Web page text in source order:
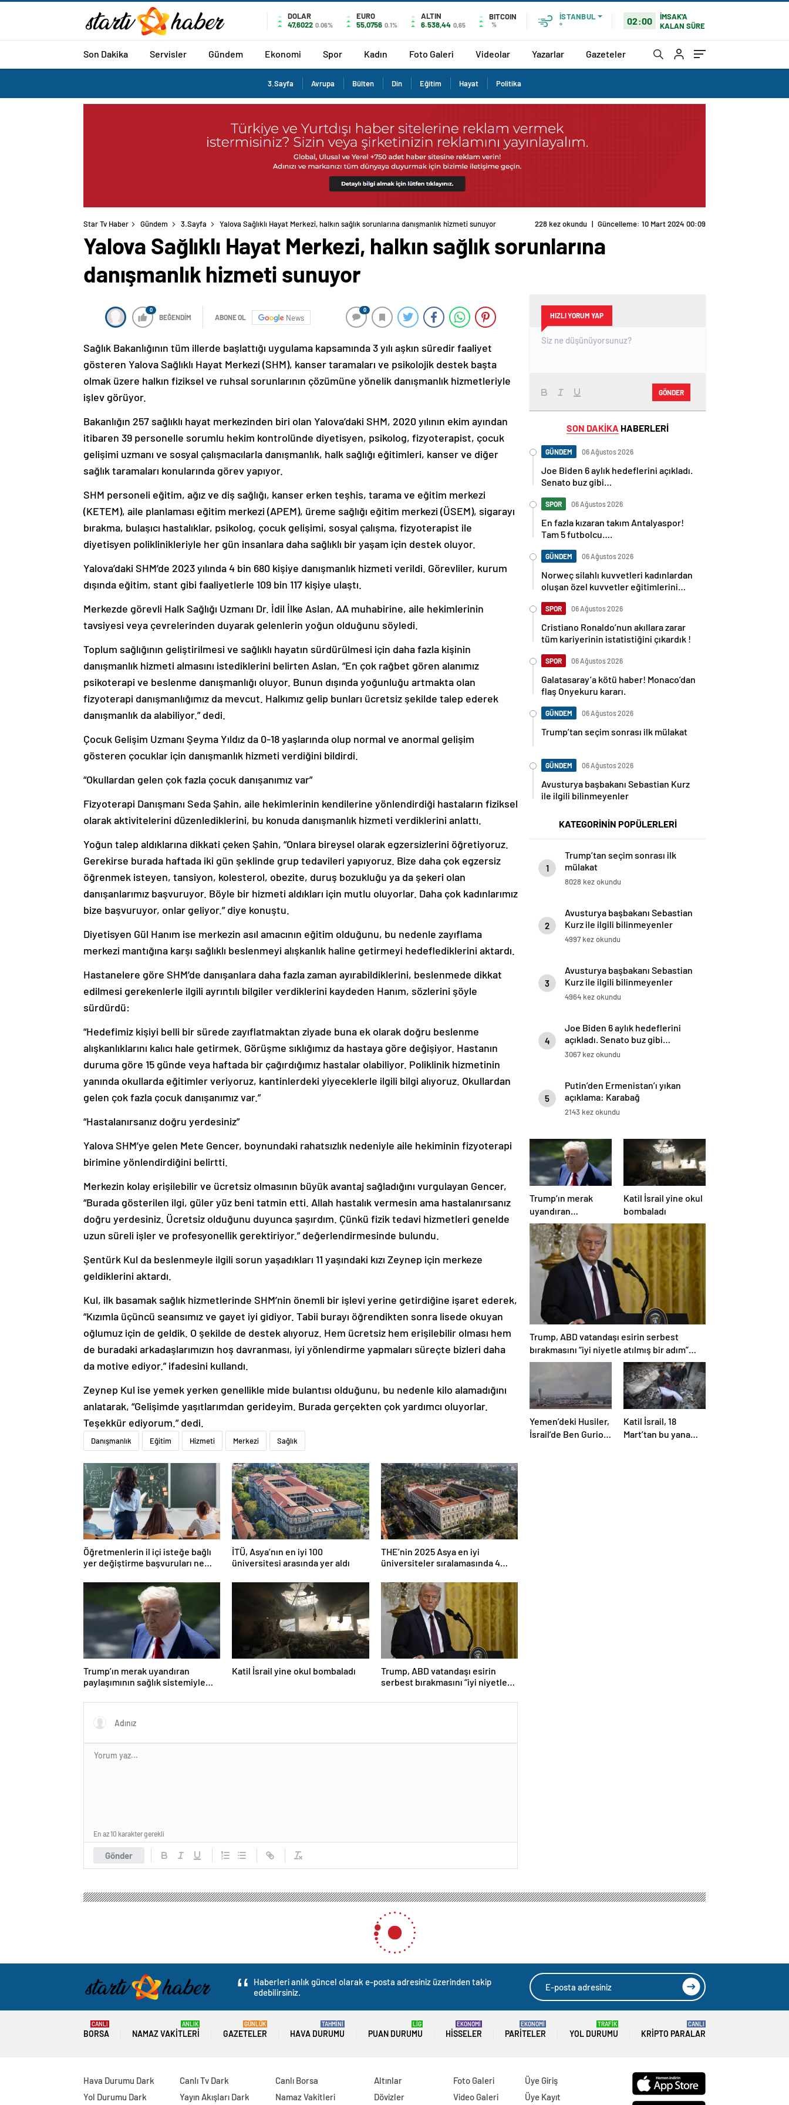
DOLAR
47,6022 0.06%
EURO
55,0756 0.1%
ALTIN
6.538,44 0,65
BITCOIN
%
İSTANBUL
°
02:00
İMSAK'A
KALAN SÜRE
Son Dakika Servisler Gündem Ekonomi Spor Kadın Foto Galeri Videolar Yazarlar Gazeteler
3.Sayfa Avrupa Bülten Din Eğitim Hayat Politika
Star Tv Haber Gündem 3.Sayfa Yalova Sağlıklı Hayat Merkezi, halkın sağlık sorunlarına danışmanlık hizmeti sunuyor 228 kez okundu | Güncelleme: 10 Mart 2024 00:09
Yalova Sağlıklı Hayat Merkezi, halkın sağlık sorunlarına
danışmanlık hizmeti sunuyor
0
BEĞENDİM ABONE OL News
0
Sağlık Bakanlığının tüm illerde başlattığı uygulama kapsamında 3 yılı aşkın süredir faaliyet
gösteren Yalova Sağlıklı Hayat Merkezi (SHM), kanser taramaları ve psikolojik destek başta
olmak üzere halkın fiziksel ve ruhsal sorunlarının çözümüne yönelik danışmanlık hizmetleriyle
işlev görüyor.
Bakanlığın 257 sağlıklı hayat merkezinden biri olan Yalova’daki SHM, 2020 yılının ekim ayından
itibaren 39 personelle sorumlu hekim kontrolünde diyetisyen, psikolog, fizyoterapist, çocuk
gelişimi uzmanı ve sosyal çalışmacılarla danışmanlık, halk sağlığı eğitimleri, kanser ve diğer
sağlık taramaları konularında görev yapıyor.
SHM personeli eğitim, ağız ve diş sağlığı, kanser erken teşhis, tarama ve eğitim merkezi
(KETEM), aile planlaması eğitim merkezi (APEM), üreme sağlığı eğitim merkezi (ÜSEM), sigarayı
bırakma, bulaşıcı hastalıklar, psikolog, çocuk gelişimi, sosyal çalışma, fizyoterapist ile
diyetisyen poliklinikleriyle her gün insanlara daha sağlıklı bir yaşam için destek oluyor.
Yalova’daki SHM’de 2023 yılında 4 bin 680 kişiye danışmanlık hizmeti verildi. Görevliler, kurum
dışında eğitim, stant gibi faaliyetlerle 109 bin 117 kişiye ulaştı.
Merkezde görevli Halk Sağlığı Uzmanı Dr. İdil İlke Aslan, AA muhabirine, aile hekimlerinin
tavsiyesi veya çevrelerinden duyarak gelenlerin yoğun olduğunu söyledi.
Toplum sağlığının geliştirilmesi ve sağlıklı hayatın sürdürülmesi için daha fazla kişinin
danışmanlık hizmeti almasını istediklerini belirten Aslan, “En çok rağbet gören alanımız
psikoterapi ve beslenme danışmanlığı oluyor. Bunun dışında yoğunluğu artmakta olan
fizyoterapi danışmanlığımız da mevcut. Halkımız gelip bunları ücretsiz şekilde talep ederek
danışmanlık da alabiliyor.” dedi.
Çocuk Gelişim Uzmanı Şeyma Yıldız da 0-18 yaşlarında olup normal ve anormal gelişim
gösteren çocuklar için danışmanlık hizmeti verdiğini bildirdi.
“Okullardan gelen çok fazla çocuk danışanımız var”
Fizyoterapi Danışmanı Seda Şahin, aile hekimlerinin kendilerine yönlendirdiği hastaların fiziksel
olarak aktivitelerini düzenlediklerini, bu konuda danışmanlık hizmeti verdiklerini anlattı.
Yoğun talep aldıklarına dikkati çeken Şahin, “Onlara bireysel olarak egzersizlerini öğretiyoruz.
Gerekirse burada haftada iki gün şeklinde grup tedavileri yapıyoruz. Bize daha çok egzersiz
öğrenmek isteyen, tansiyon, kolesterol, obezite, duruş bozukluğu ya da şekeri olan
danışanlarımız başvuruyor. Böyle bir hizmeti aldıkları için mutlu oluyorlar. Daha çok kadınlarımız
bize başvuruyor, onlar geliyor.” diye konuştu.
Diyetisyen Gül Hanım ise merkezin asıl amacının eğitim olduğunu, bu nedenle zayıflama
merkezi mantığına karşı sağlıklı beslenmeyi alışkanlık haline getirmeyi hedeflediklerini aktardı.
Hastanelere göre SHM’de danışanlara daha fazla zaman ayırabildiklerini, beslenmede dikkat
edilmesi gerekenlerle ilgili ayrıntılı bilgiler verdiklerini kaydeden Hanım, sözlerini şöyle
sürdürdü:
“Hedefimiz kişiyi belli bir sürede zayıflatmaktan ziyade buna ek olarak doğru beslenme
alışkanlıklarını kalıcı hale getirmek. Görüşme sıklığımız da hastaya göre değişiyor. Hastanın
duruma göre 15 günde veya haftada bir çağırdığımız hastalar olabiliyor. Poliklinik hizmetinin
yanında okullarda eğitimler veriyoruz, kantinlerdeki yiyeceklerle ilgili bilgi alıyoruz. Okullardan
gelen çok fazla çocuk danışanımız var.”
“Hastalanırsanız doğru yerdesiniz”
Yalova SHM’ye gelen Mete Gencer, boynundaki rahatsızlık nedeniyle aile hekiminin fizyoterapi
birimine yönlendirdiğini belirtti.
Merkezin kolay erişilebilir ve ücretsiz olmasının büyük avantaj sağladığını vurgulayan Gencer,
“Burada gösterilen ilgi, güler yüz beni tatmin etti. Allah hastalık vermesin ama hastalanırsanız
doğru yerdesiniz. Ücretsiz olduğunu duyunca şaşırdım. Çünkü fizik tedavi hizmetleri genelde
uzun süreli işler ve profesyonellik gerektiriyor.” değerlendirmesinde bulundu.
Şentürk Kul da beslenmeyle ilgili sorun yaşadıkları 11 yaşındaki kızı Zeynep için merkeze
geldiklerini aktardı.
Kul, ilk basamak sağlık hizmetlerinde SHM’nin önemli bir işlevi yerine getirdiğine işaret ederek,
“Kızımla üçüncü seansımız ve gayet iyi gidiyor. Tabii burayı öğrendikten sonra lisede okuyan
oğlumuz için de geldik. O şekilde de destek alıyoruz. Hem ücretsiz hem erişilebilir olması hem
de buradaki arkadaşlarımızın hoş davranması, iyi yönlendirme yapmaları süreçte bizleri daha
da motive ediyor.” ifadesini kullandı.
Zeynep Kul ise yemek yerken genellikle mide bulantısı olduğunu, bu nedenle kilo alamadığını
anlatarak, “Gelişimde yaşıtlarımdan gerideyim. Burada gerçekten çok yardımcı oluyorlar.
Teşekkür ediyorum.” dedi.
Danışmanlık Eğitim Hizmeti Merkezi Sağlık
Öğretmenlerin il içi isteğe bağlı
yer değiştirme başvuruları ne
İTÜ, Asya’nın en iyi 100
üniversitesi arasında yer aldı
THE’nin 2025 Asya en iyi
üniversiteler sıralamasında 4
Trump’ın merak uyandıran
paylaşımının sağlık sistemiyle
Katil İsrail yine okul bombaladı
Trump, ABD vatandaşı esirin
serbest bırakmasını “iyi niyetle
değerlendirdi
Gönder
En az 10 karakter gerekli
HIZLI YORUM YAP
GÖNDER
SON DAKİKA HABERLERİ
GÜNDEM 06 Ağustos 2026
Joe Biden 6 aylık hedeflerini açıkladı.
Senato buz gibi…
SPOR 06 Ağustos 2026
En fazla kızaran takım Antalyaspor!
Tam 5 futbolcu….
GÜNDEM 06 Ağustos 2026
Norweç silahlı kuvvetleri kadınlardan
oluşan özel kuvvetler eğitimlerini
SPOR 06 Ağustos 2026
Cristiano Ronaldo’nun akıllara zarar
tüm kariyerinin istatistiğini çıkardık !
SPOR 06 Ağustos 2026
Galatasaray’a kötü haber! Monaco’dan
flaş Onyekuru kararı.
GÜNDEM 06 Ağustos 2026
Trump’tan seçim sonrası ilk mülakat
GÜNDEM 06 Ağustos 2026
Avusturya başbakanı Sebastian Kurz
ile ilgili bilinmeyenler
KATEGORİNİN POPÜLERLERİ
1
Trump’tan seçim sonrası ilk
mülakat
8028 kez okundu
2
Avusturya başbakanı Sebastian
Kurz ile ilgili bilinmeyenler
4997 kez okundu
3
Avusturya başbakanı Sebastian
Kurz ile ilgili bilinmeyenler
4964 kez okundu
4
Joe Biden 6 aylık hedeflerini
açıkladı. Senato buz gibi…
3067 kez okundu
5
Putin’den Ermenistan’ı yıkan
açıklama: Karabağ
Azerbaycan’ın ayrılmaz bir
2143 kez okundu
Trump’ın merak
uyandıran
paylaşımının sağlık
sistemiyle ilgili
kararname olduğu
anlaşıldı
Katil İsrail yine okul
bombaladı
Trump, ABD vatandaşı esirin serbest
bırakmasını “iyi niyetle atılmış bir adım”
olarak değerlendirdi
Yemen’deki Husiler,
İsrail’de Ben Gurion
Katil İsrail, 18
Mart’tan bu yana
Haberleri anlık güncel olarak e-posta adresiniz üzerinden takip
edebilirsiniz.
BORSA
CANLI
NAMAZ VAKITLERI
ANLIK
GAZETELER
GÜNLÜK
HAVA DURUMU
TAHMİNİ
PUAN DURUMU
LİG
HISSELER
EKONOMİ
PARITELER
EKONOMİ
YOL DURUMU
TRAFİK
KRIPTO PARALAR
CANLI
Hava Durumu Dark
Yol Durumu Dark
Canlı Tv Dark
Yayın Akışları Dark
Canlı Borsa
Namaz Vakitleri
Altınlar
Dövizler
Foto Galeri
Video Galeri
Üye Giriş
Üye Kayıt